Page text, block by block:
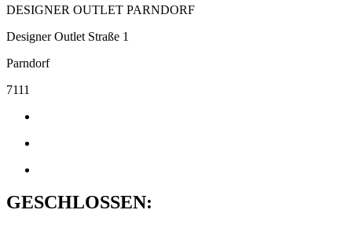
DESIGNER OUTLET PARNDORF
Designer Outlet Straße 1
Parndorf
7111
GESCHLOSSEN: